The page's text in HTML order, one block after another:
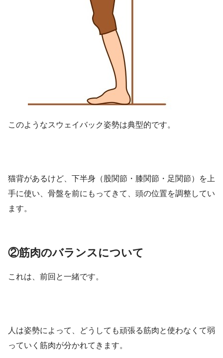
このようなスウェイバック姿勢は典型的です。
猫背があるけど、下半身（股関節・膝関節・足関節）を上
手に使い、骨盤を前にもってきて、頭の位置を調整してい
ます。
②筋肉のバランスについて
これは、前回と一緒です。
人は姿勢によって、どうしても頑張る筋肉と使わなくて弱
っていく筋肉が分かれてきます。